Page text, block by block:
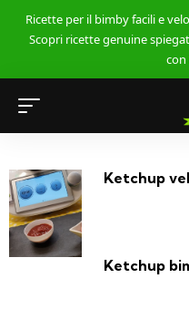
Ricette per il bimby facili e
Scopri ricette genuine
Ketchup
Ketchup